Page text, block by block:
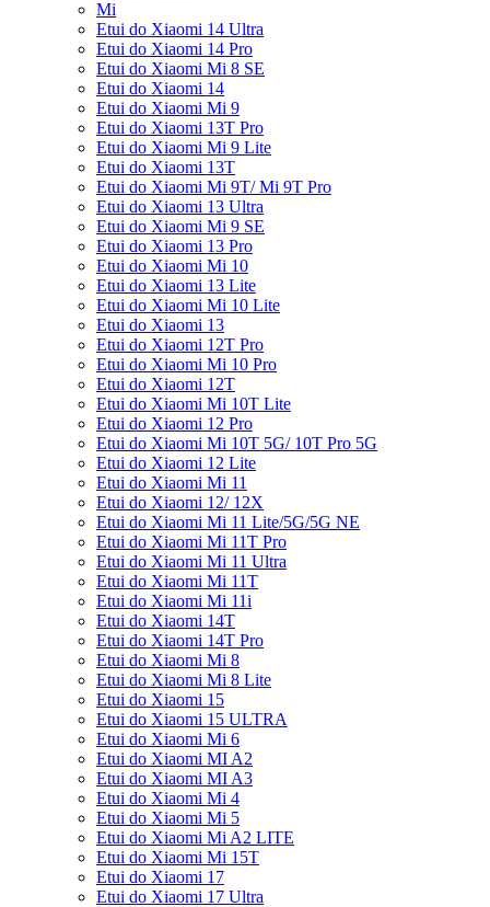
Mi
Etui do Xiaomi 14 Ultra
Etui do Xiaomi 14 Pro
Etui do Xiaomi Mi 8 SE
Etui do Xiaomi 14
Etui do Xiaomi Mi 9
Etui do Xiaomi 13T Pro
Etui do Xiaomi Mi 9 Lite
Etui do Xiaomi 13T
Etui do Xiaomi Mi 9T/ Mi 9T Pro
Etui do Xiaomi 13 Ultra
Etui do Xiaomi Mi 9 SE
Etui do Xiaomi 13 Pro
Etui do Xiaomi Mi 10
Etui do Xiaomi 13 Lite
Etui do Xiaomi Mi 10 Lite
Etui do Xiaomi 13
Etui do Xiaomi 12T Pro
Etui do Xiaomi Mi 10 Pro
Etui do Xiaomi 12T
Etui do Xiaomi Mi 10T Lite
Etui do Xiaomi 12 Pro
Etui do Xiaomi Mi 10T 5G/ 10T Pro 5G
Etui do Xiaomi 12 Lite
Etui do Xiaomi Mi 11
Etui do Xiaomi 12/ 12X
Etui do Xiaomi Mi 11 Lite/5G/5G NE
Etui do Xiaomi Mi 11T Pro
Etui do Xiaomi Mi 11 Ultra
Etui do Xiaomi Mi 11T
Etui do Xiaomi Mi 11i
Etui do Xiaomi 14T
Etui do Xiaomi 14T Pro
Etui do Xiaomi Mi 8
Etui do Xiaomi Mi 8 Lite
Etui do Xiaomi 15
Etui do Xiaomi 15 ULTRA
Etui do Xiaomi Mi 6
Etui do Xiaomi MI A2
Etui do Xiaomi MI A3
Etui do Xiaomi Mi 4
Etui do Xiaomi Mi 5
Etui do Xiaomi Mi A2 LITE
Etui do Xiaomi Mi 15T
Etui do Xiaomi 17
Etui do Xiaomi 17 Ultra